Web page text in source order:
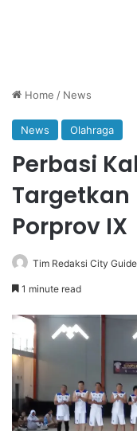
Home / News
News Olahraga
Perbasi
Targetkan
Porprov IX
Tim Redaksi City Guide
1 minute read